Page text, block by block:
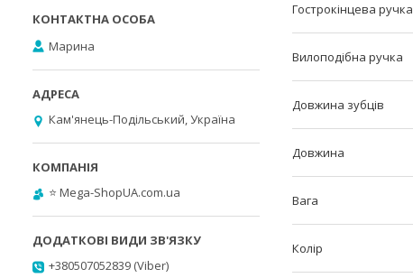
Гострокінцева ручка
Вилоподібна ручка
Довжина зубців
Довжина
Вага
Колір
Марина
Кам'янець-Подільський, Україна
⭐️ Mega-ShopUA.com.ua
+380507052839 (Viber)